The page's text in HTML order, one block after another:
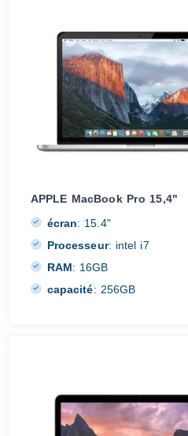
APPLE MacBook Pro 15,4"
écran: 15.4"
Processeur: intel i7
RAM: 16GB
capacité: 256GB